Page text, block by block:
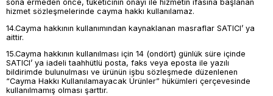
sona ermeden önce, tüketicinin onayı ile hizmetin ifasına başlanan
hizmet sözleşmelerinde cayma hakkı kullanılamaz.
14.Cayma hakkının kullanımından kaynaklanan masraflar SATICI’ ya
aittir.
15.Cayma hakkının kullanılması için 14 (ondört) günlük süre içinde
SATICI’ ya iadeli taahhütlü posta, faks veya eposta ile yazılı
bildirimde bulunulması ve ürünün işbu sözleşmede düzenlenen
“Cayma Hakkı Kullanılamayacak Ürünler” hükümleri çerçevesinde
kullanılmamış olması şarttır.